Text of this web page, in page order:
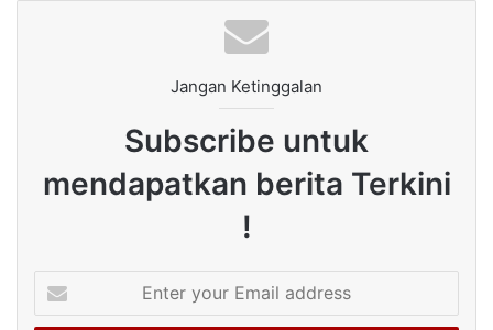
Jangan Ketinggalan
Subscribe untuk
mendapatkan berita Terkini
!
your